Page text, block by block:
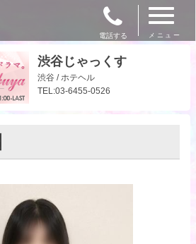
電話する メニュー
渋谷じゃっくす
渋谷 / ホテヘル
TEL:03-6455-0526